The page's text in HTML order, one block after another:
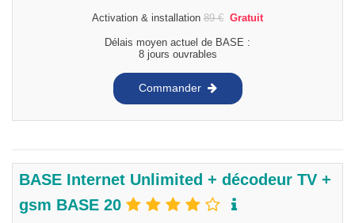
Activation & installation 89€ Gratuit
Délais moyen actuel de BASE :
8 jours ouvrables
Commander
BASE Internet Unlimited + décodeur TV +
gsm BASE 20